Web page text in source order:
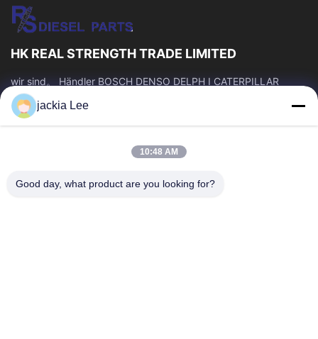
HK REAL STRENGTH TRADE LIMITED
wir sind。 Händler BOSCH DENSO DELPH I CATERPILLAR
VOLVO CUMMINS TOYOTA ISUZU Company whatsapp Zahl:
0086 159 2067 9523.
Schnelllinks
Produkte
Über Uns
Werksbesichtigung
jackia Lee
10:48 AM
Good day, what product are you looking for?